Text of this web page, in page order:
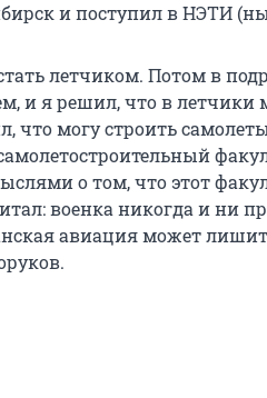
и поступил в НЭТИ
летчиком. Потом в
и я решил, что в летчики
что могу строить
о том, чтоэтот
военка никогда и ни
авиация может